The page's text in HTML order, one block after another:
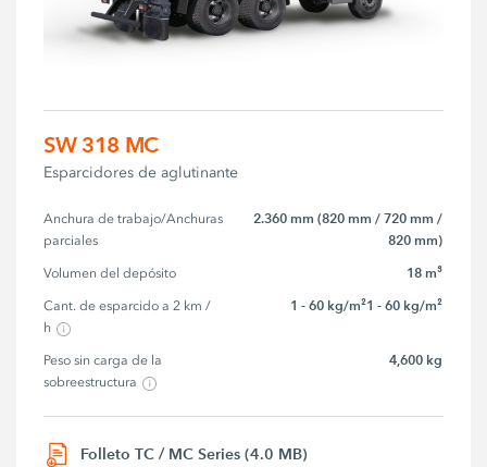
SW 318 MC
Esparcidores de aglutinante
Anchura de trabajo/Anchuras
parciales
2.360 mm (820 mm / 720 mm /
820 mm)
Volumen del depósito 18 m³
Cant. de esparcido a 2 km /
h
1 - 60 kg/m²1 - 60 kg/m²
Peso sin carga de la
sobreestructura
4,600 kg
Folleto TC / MC Series (4.0 MB)